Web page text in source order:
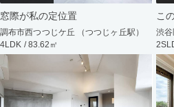
窓際が私の定位置
調布市西つつじケ丘 （つつじヶ丘駅）
4LDK / 83.62㎡
こ
渋谷